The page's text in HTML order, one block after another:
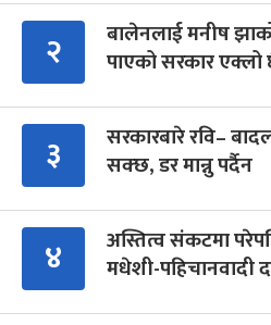
२
बालेनलाई मनीष
पाएको सरकार
३
सरकारबारे रवि–
सक्छ, डर मान्नु पर्दैन
४
अस्तित्व संकटमा
मधेशी-पहिचानवादी